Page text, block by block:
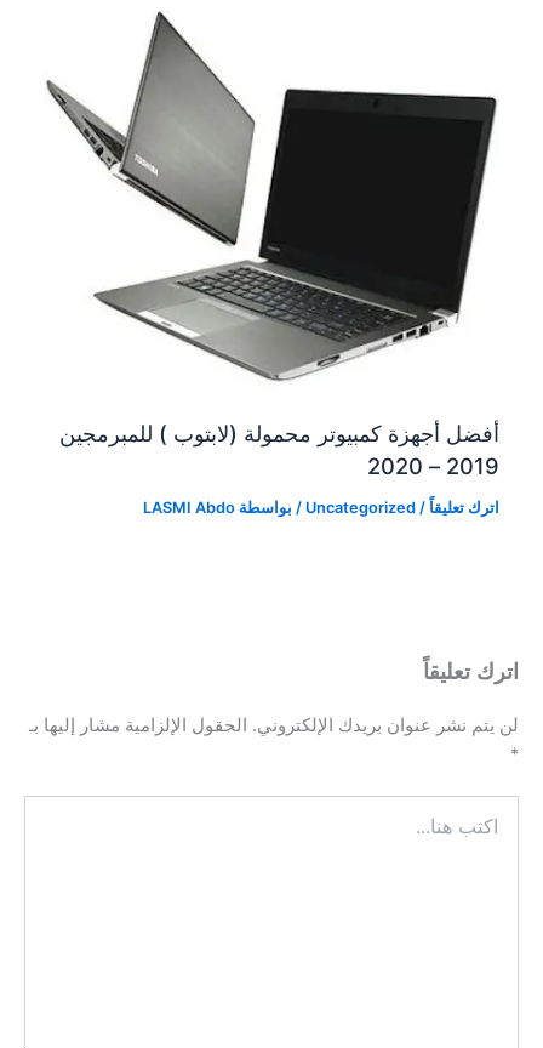
أفضل أجهزة كمبيوتر محمولة (لابتوب ) للمبرمجين
2019 – 2020
اترك تعليقاً /
Uncategorized/ بواسطة LASMI Abdo
اترك تعليقاً
لن يتم نشر عنوان بريدك الإلكتروني. الحقول الإلزامية مشار إليها بـ